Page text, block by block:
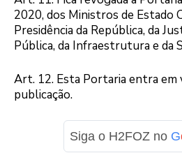
2020, dos Ministros de Estado
Presidência da República, da
Pública, da Infraestrutura e da
Art. 12. Esta Portaria entra em
publicação.
Siga o H2FOZ no G